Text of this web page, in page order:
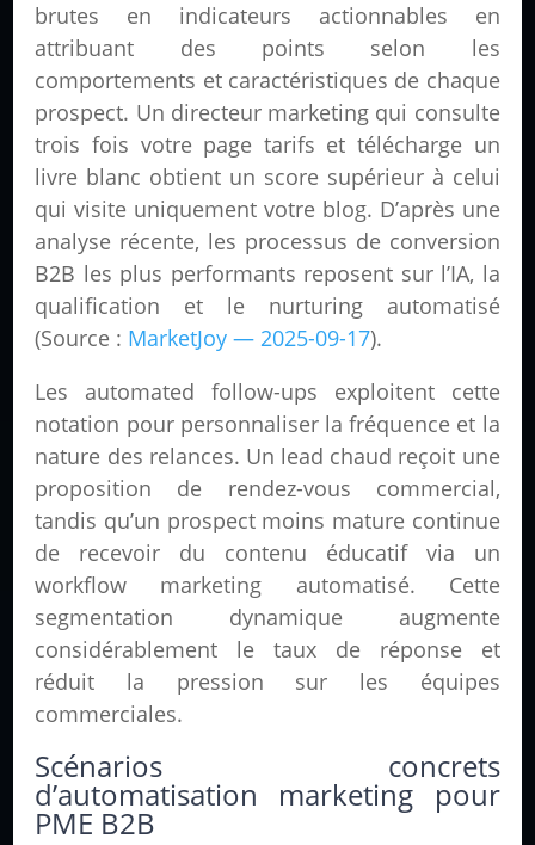
brutes en indicateurs actionnables en
attribuant des points selon les
comportements et caractéristiques de chaque
prospect. Un directeur marketing qui consulte
trois fois votre page tarifs et télécharge un
livre blanc obtient un score supérieur à celui
qui visite uniquement votre blog. D’après une
analyse récente, les processus de conversion
B2B les plus performants reposent sur l’IA, la
qualification et le nurturing automatisé
(Source : MarketJoy — 2025-09-17).
Les automated follow-ups exploitent cette
notation pour personnaliser la fréquence et la
nature des relances. Un lead chaud reçoit une
proposition de rendez-vous commercial,
tandis qu’un prospect moins mature continue
de recevoir du contenu éducatif via un
workflow marketing automatisé. Cette
segmentation dynamique augmente
considérablement le taux de réponse et
réduit la pression sur les équipes
commerciales.
Scénarios concrets
d’automatisation marketing pour
PME B2B